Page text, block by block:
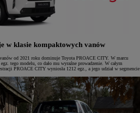
w klasie kompaktowych vanów
od 2021 roku dominuje Toyota PROACE CITY. W marcu
tego modelu, co dało mu wyraźne prowadzenie. W całym
PROACE CITY wyniosła 1212 egz., a jego udział w segmencie